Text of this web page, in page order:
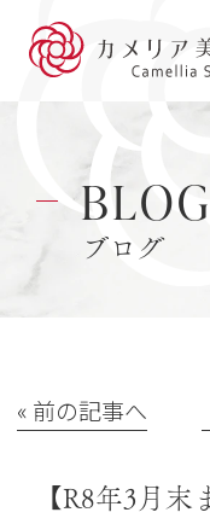
BLOG
ブログ
« 前の記事へ
【R8年3月